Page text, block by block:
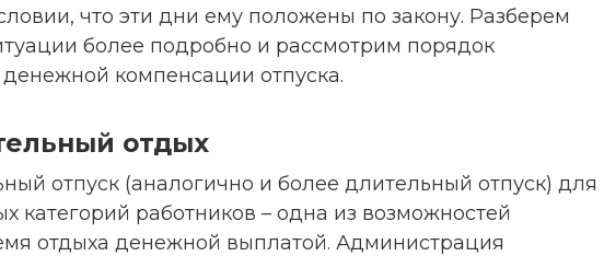
что эти дни ему положены по закону. Разберем
более подробно и рассмотрим порядок
компенсации отпуска.
отдых
отпуск (аналогично и более длительный отпуск) для
категорий работников – одна из возможностей
отдыха денежной выплатой. Администрация